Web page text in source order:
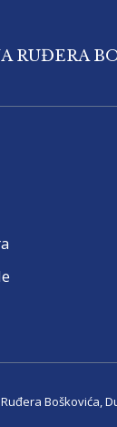
RUĐERA
Boškovića,